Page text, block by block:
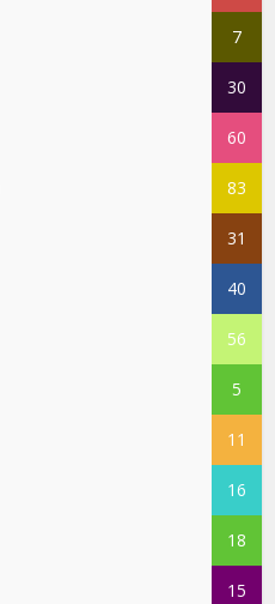
7
30
60
83
31
40
56
5
11
16
18
15